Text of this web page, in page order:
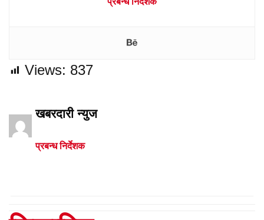
Views: 837
खबरदारी न्युज
प्रबन्ध निर्देशक